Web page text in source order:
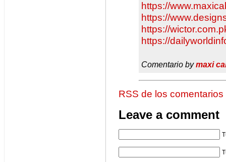
https://
https://
https://
https://
Comentario bymaxi
RSS de los comentarios
Leave a comment